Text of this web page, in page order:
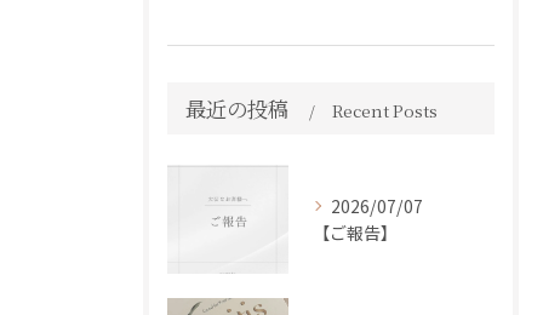
最近の投稿 Recent Posts
2026/07/07
【ご報告】